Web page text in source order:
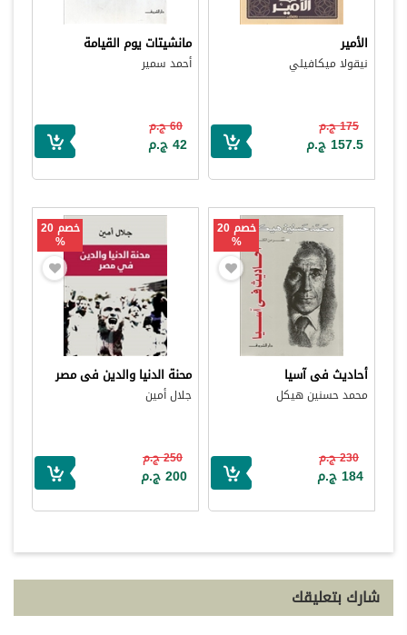
الأمير
نيقولا ميكافيلي
175 ج.م
157.5 ج.م
مانشيتات يوم القيامة
أحمد سمير
60 ج.م
42 ج.م
خصم 20
%
أحاديث فى آسيا
محمد حسنين هيكل
230 ج.م
184 ج.م
خصم 20
%
محنة الدنيا والدين فى مصر
جلال أمين
250 ج.م
200 ج.م
شارك بتعليقك